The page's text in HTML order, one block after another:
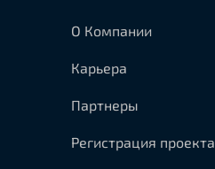
О Компании
Карьера
Партнеры
Регистрация проекта